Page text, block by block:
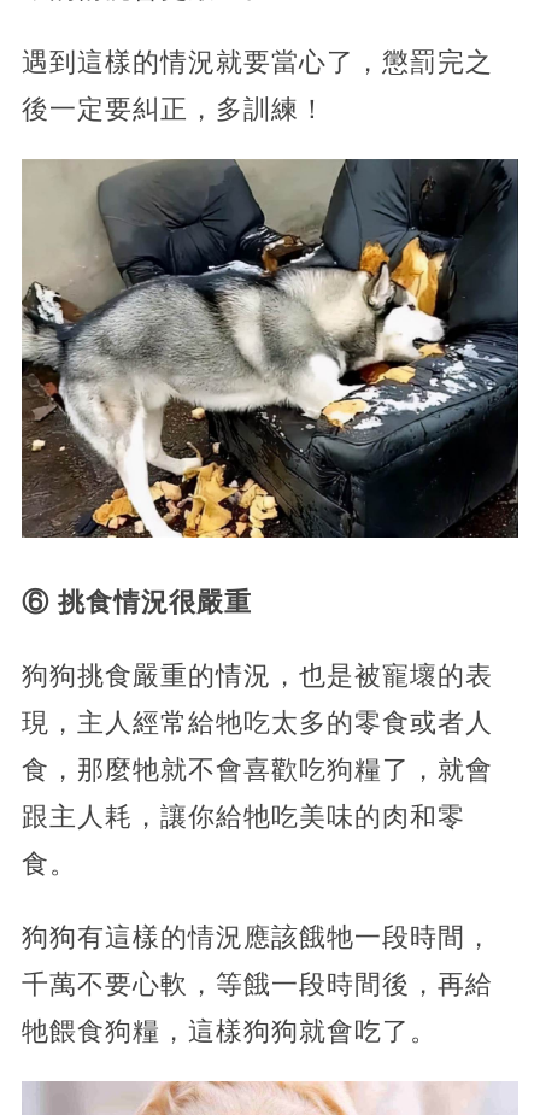
遇到這樣的情況就要當心了，懲罰完之
後一定要糾正，多訓練！
⑥ 挑食情況很嚴重
狗狗挑食嚴重的情況，也是被寵壞的表
現，主人經常給牠吃太多的零食或者人
食，那麼牠就不會喜歡吃狗糧了，就會
跟主人耗，讓你給牠吃美味的肉和零
食。
狗狗有這樣的情況應該餓牠一段時間，
千萬不要心軟，等餓一段時間後，再給
牠餵食狗糧，這樣狗狗就會吃了。